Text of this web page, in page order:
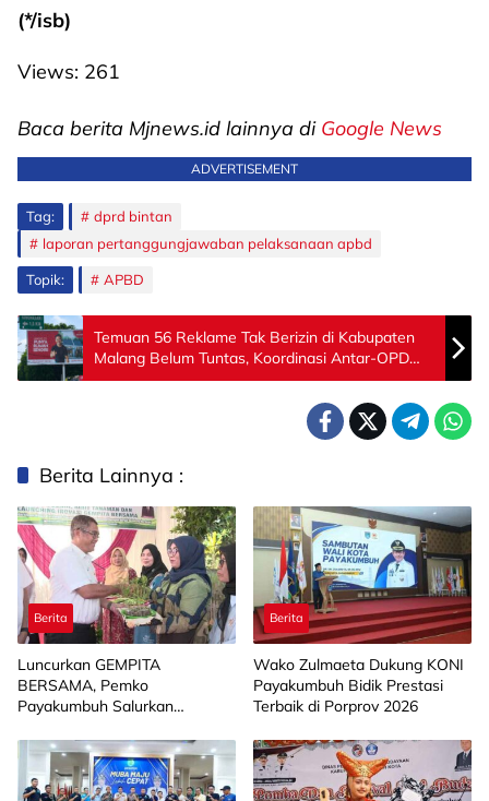
(*/isb)
Views: 261
Baca berita Mjnews.id lainnya di Google News
ADVERTISEMENT
Tag:
dprd bintan
laporan pertanggungjawaban pelaksanaan apbd
Topik: APBD
Temuan 56 Reklame Tak Berizin di Kabupaten
Malang Belum Tuntas, Koordinasi Antar-OPD
Jadi Sorotan
Berita Lainnya :
Berita
Luncurkan GEMPITA
BERSAMA, Pemko
Payakumbuh Salurkan
kepada 15 KWT
Berita
Wako Zulmaeta Dukung KONI
Payakumbuh Bidik Prestasi
Terbaik di Porprov 2026